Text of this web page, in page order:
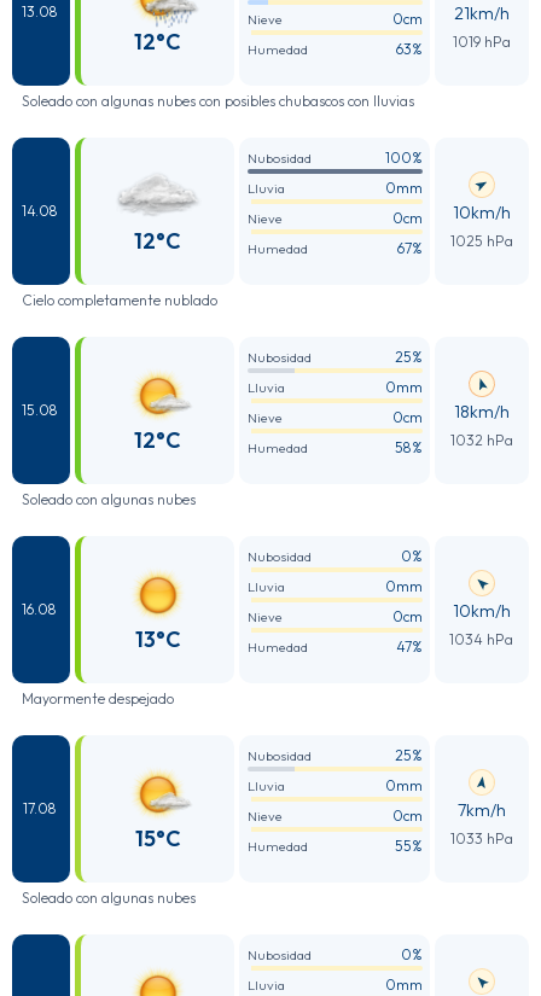
13.08
12°C
Nieve 0cm
Humedad 63%
21km/h
1019 hPa
Soleado con algunas nubes con posibles chubascos con lluvias
14.08
12°C
Nubosidad 100%
Lluvia 0mm
Nieve 0cm
Humedad 67%
10km/h
1025 hPa
Cielo completamente nublado
15.08
12°C
Nubosidad 25%
Lluvia 0mm
Nieve 0cm
Humedad 58%
18km/h
1032 hPa
Soleado con algunas nubes
16.08
13°C
Nubosidad 0%
Lluvia 0mm
Nieve 0cm
Humedad 47%
10km/h
1034 hPa
Mayormente despejado
17.08
15°C
Nubosidad 25%
Lluvia 0mm
Nieve 0cm
Humedad 55%
7km/h
1033 hPa
Soleado con algunas nubes
Nubosidad 0%
Lluvia 0mm